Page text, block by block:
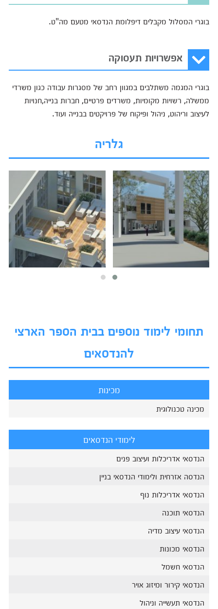
בוגרי המסלול מקבלים דיפלומת הנדסאי מטעם מה"ט.
אפשרויות תעסוקה
בוגרי המגמה משתלבים במגוון רחב של מסגרות עבודה כגון משרדי
ממשלה, רשויות מקומיות, משרדים פרטיים, חברות בנייה,חנויות
לעיצוב וריהוט, ניהול ופיקוח של פרויקטים בבנייה ועוד.
גלריה
תחומי לימוד נוספים בבית הספר הארצי
להנדסאים
מכינות
מכינה טכנולוגית
לימודי הנדסאים
הנדסאי אדריכלות ועיצוב פנים
הנדסה אזרחית ולימודי הנדסאי בניין
הנדסאי אדריכלות נוף
הנדסאי תוכנה
הנדסאי עיצוב מדיה
הנדסאי מכונות
הנדסאי חשמל
הנדסאי קירור ומיזוג אויר
הנדסאי תעשייה וניהול